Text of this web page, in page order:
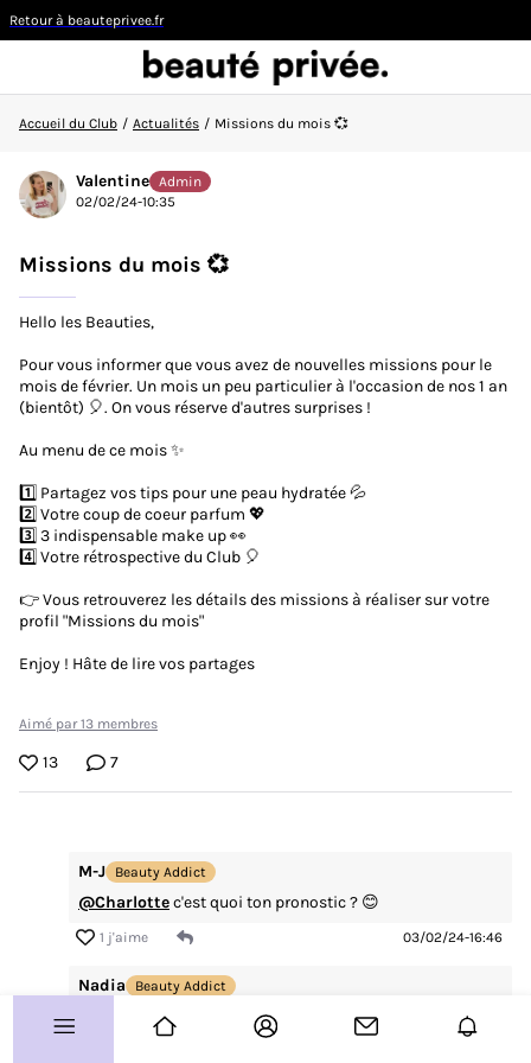
Retour à beauteprivee.fr
Visiteur
👋Nouvelle sur la communauté ? Découvrez comment
faire vos premiers pas ici !
ACTUALITÉS
Vos coups de coeur
Routines
Concours
Test produits
Allo le Club ?
Paramètre des cookies
Plan de site
CGU
Charte Communautaire
Accueil du Club / Actualités / Missions du mois 💞
Valentine Admin
02/02/24-10:35
Missions du mois 💞
Hello les Beauties,
Pour vous informer que vous avez de nouvelles missions pour le
mois de février. Un mois un peu particulier à l'occasion de nos 1 an
(bientôt) 🎈. On vous réserve d'autres surprises !
Au menu de ce mois ✨
1️⃣ Partagez vos tips pour une peau hydratée 💦
2️⃣ Votre coup de coeur parfum 💖
3️⃣ 3 indispensable make up 👀
4️⃣ Votre rétrospective du Club 🎈
👉 Vous retrouverez les détails des missions à réaliser sur votre
profil "Missions du mois"
Enjoy ! Hâte de lire vos partages
Aimé par 13 membres
13 7
M-J Beauty Addict
@Charlottec'est quoi ton pronostic ? 😊
1 j'aime 03/02/24-16:46
Nadia Beauty Addict
Trop coooool, merci 😎!